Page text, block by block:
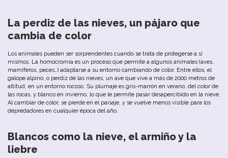
La perdiz de las nieves, un pájaro que
cambia de color
Los animales pueden ser sorprendentes cuando se trata de protegerse a sí
mismos. La homocromía es un proceso que permite a algunos animales (aves,
mamíferos, peces…) adaptarse a su entorno cambiando de color. Entre ellos, el
galope alpino, o perdiz de las nieves, un ave que vive a más de 2000 metros de
altitud, en un entorno rocoso. Su plumaje es gris-marrón en verano, del color de
las rocas, y blanco en invierno, lo que le permite pasar desapercibido en la nieve.
Al cambiar de color, se pierde en el paisaje, y se vuelve menos visible para los
depredadores en cualquier época del año.
Blancos como la nieve, elarmiñoy la
liebre